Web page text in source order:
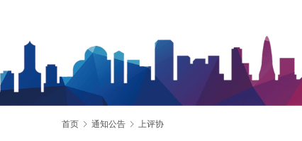
首页 通知公告 上评协